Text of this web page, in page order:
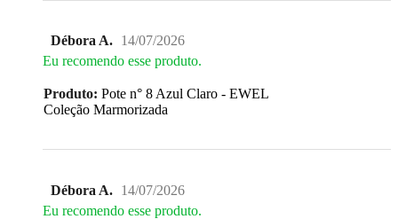
Débora A. 14/07/2026
Eu recomendo esse produto.
Produto: Pote n° 8 Azul Claro - EWEL
Coleção Marmorizada
Débora A. 14/07/2026
Eu recomendo esse produto.